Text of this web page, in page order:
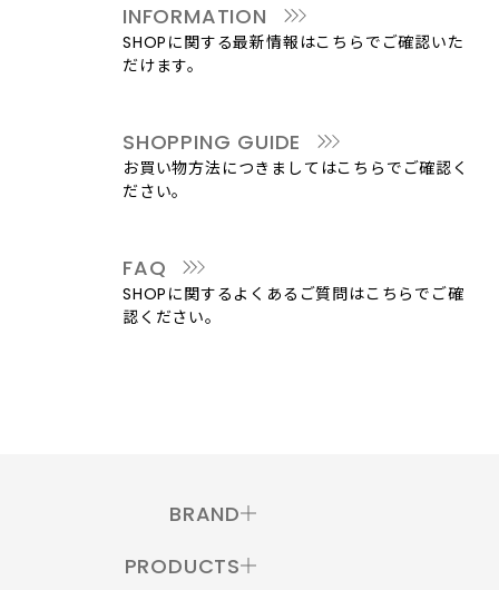
INFORMATION
SHOPに関する最新情報はこちらでご確認いた
だけます。
SHOPPING GUIDE
お買い物方法につきましてはこちらでご確認く
ださい。
FAQ
SHOPに関するよくあるご質問はこちらでご確
認ください。
BRAND
PRODUCTS